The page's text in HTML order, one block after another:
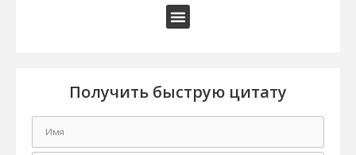
Получить быструю цитату